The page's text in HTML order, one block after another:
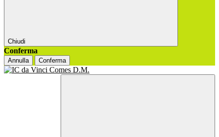
Chiudi
Conferma
Annulla Conferma